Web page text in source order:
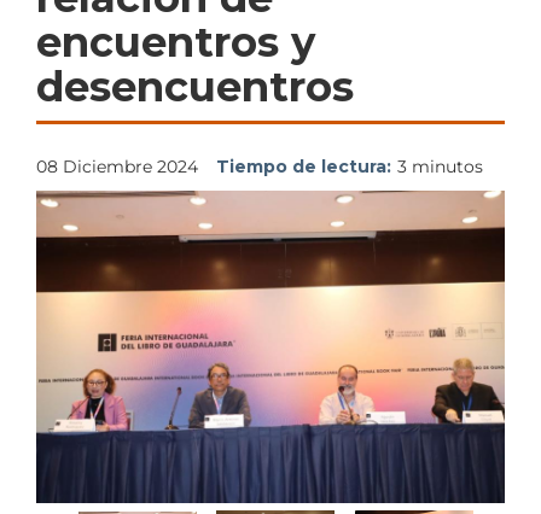
encuentros y
desencuentros
08 Diciembre 2024 Tiempo de lectura: 3 minutos